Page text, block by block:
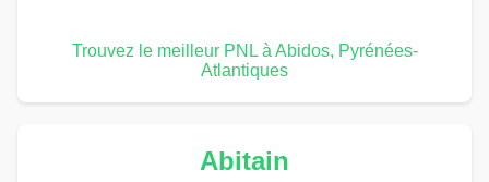
Trouvez le meilleur PNL à Abidos, Pyrénées-
Atlantiques
Abitain